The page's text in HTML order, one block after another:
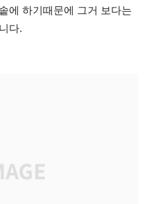
에 하기때문에 그거 보다는
다.